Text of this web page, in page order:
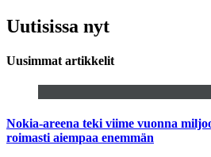
Uutisissa nyt
Uusimmat artikkelit
Nokia-areena teki viime vuonna
roimasti aiempaa enemmän